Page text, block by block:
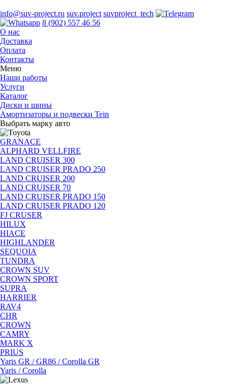
info@suv-project.ru suv.project suvproject_tech
8 (902) 557 46 56
О нас
Доставка
Оплата
Контакты
Меню
Наши работы
Услуги
Каталог
Диски и шины
Амортизаторы и подвески Tein
Выбрать марку авто
GRANACE
ALPHARD VELLFIRE
LAND CRUISER 300
LAND CRUISER PRADO 250
LAND CRUISER 200
LAND CRUISER 70
LAND CRUISER PRADO 150
LAND CRUISER PRADO 120
FJ CRUSER
HILUX
HIACE
HIGHLANDER
SEQUOIA
TUNDRA
CROWN SUV
CROWN SPORT
SUPRA
HARRIER
RAV4
CHR
CROWN
CAMRY
MARK X
PRIUS
Yaris GR / GR86 / Corolla GR
Yaris / Corolla